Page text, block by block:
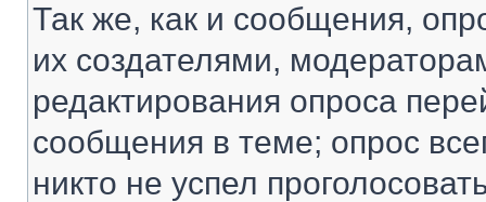
Так же, как и сообщения,
их создателями,
редактирования опроса
сообщения в теме; опрос
никто не успел